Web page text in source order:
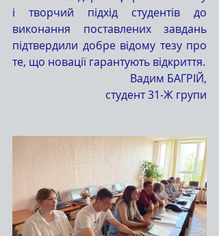
і творчий підхід студентів до
виконання поставлених завдань
підтвердили добре відому тезу про
те, що новації гарантують відкриття.
Вадим БАГРІЙ,
студент 31-Ж групи